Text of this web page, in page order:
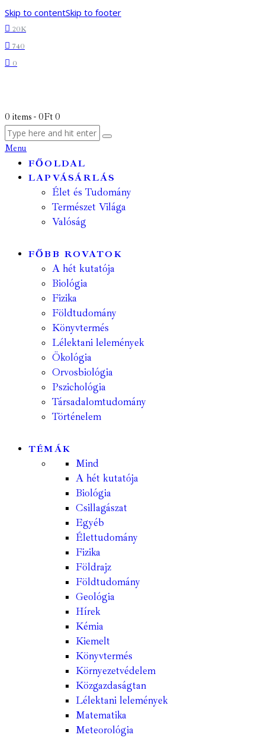
Skip to contentSkip to footer
20K
740
0
0 items - 0Ft 0
Menu
FŐOLDAL
LAPVÁSÁRLÁS
Élet és Tudomány
Természet Világa
Valóság
FŐBB ROVATOK
A hét kutatója
Biológia
Fizika
Földtudomány
Könyvtermés
Lélektani lelemények
Ökológia
Orvosbiológia
Pszichológia
Társadalomtudomány
Történelem
TÉMÁK
Mind
A hét kutatója
Biológia
Csillagászat
Egyéb
Élettudomány
Fizika
Földrajz
Földtudomány
Geológia
Hírek
Kémia
Kiemelt
Könyvtermés
Környezetvédelem
Közgazdaságtan
Lélektani lelemények
Matematika
Meteorológia